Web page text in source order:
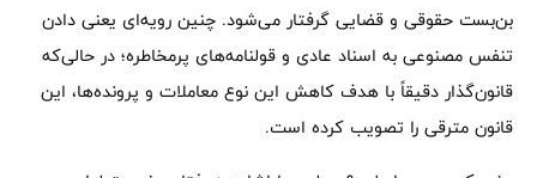
بن‌بست حقوقی و قضایی گرفتار می‌شود. چنین رویه‌ای یعنی دادن
تنفس مصنوعی به اسناد عادی و قولنامه‌های پرمخاطره؛ در حالی‌که
قانون‌گذار دقیقاً با هدف کاهش این نوع معاملات و پرونده‌ها، این
قانون مترقی را تصویب کرده است.